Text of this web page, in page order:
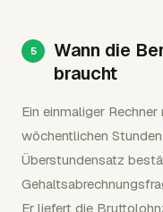
Wann die
braucht
Ein einmaliger
wöchentlichen
Überstundensatz
Er liefert die